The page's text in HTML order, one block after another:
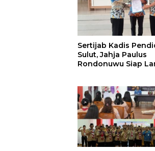
Sertijab Kadis
Sulut, Jahja Paulus
Rondonuwu Siap